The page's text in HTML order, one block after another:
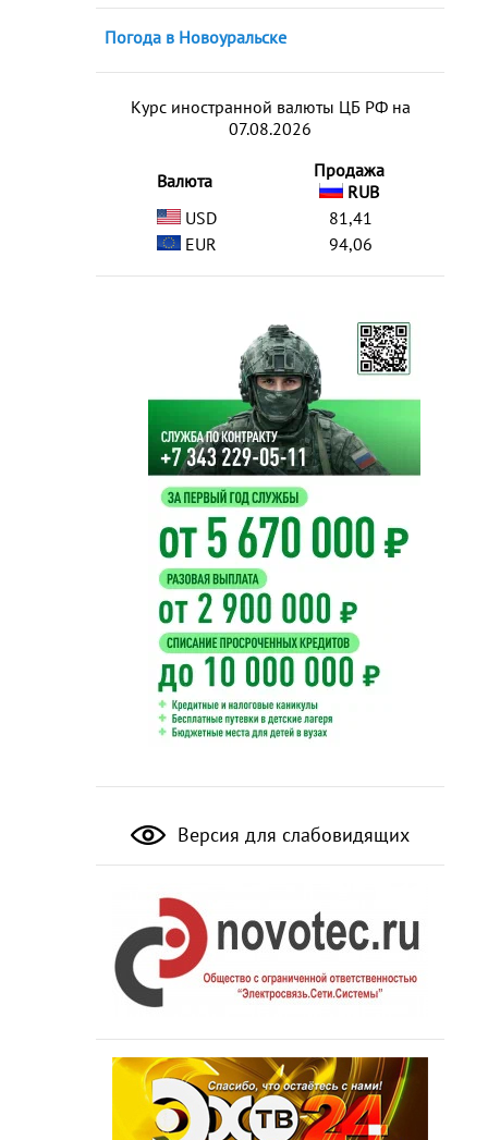
Погода в Новоуральске
Курс иностранной валюты ЦБ РФ на
07.08.2026
Валюта
Продажа
RUB
USD
81,41
EUR
94,06
Версия для слабовидящих